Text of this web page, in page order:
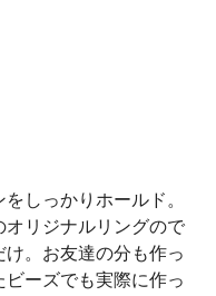
しっかりホールド。
オリジナルリングので
。お友達の分も作っ
ーズでも実際に作っ